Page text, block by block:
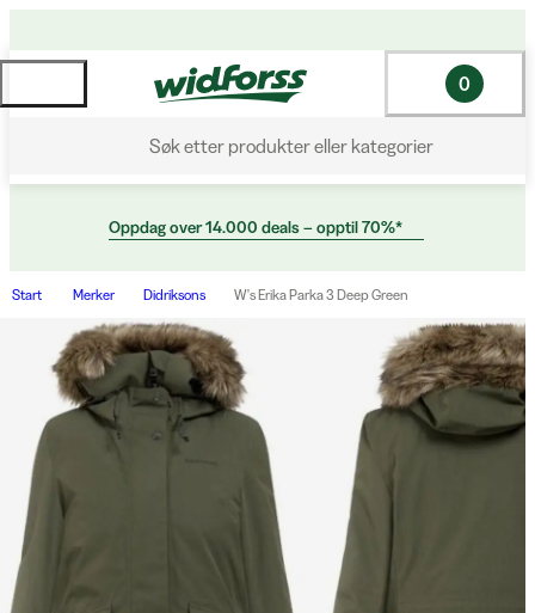
Søk etter produkter eller kategorier
0
Oppdag over 14.000 deals – opptil 70%*
Start Merker Didriksons W's Erika Parka 3 Deep Green